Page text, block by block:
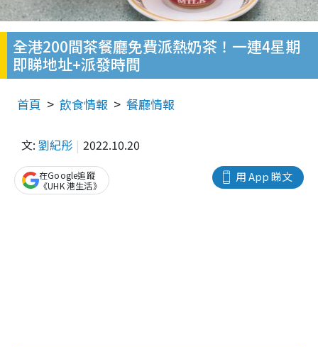
全港200間茶餐廳免費派熱奶茶！一連4星期
即睇地址+派發時間
首頁 飲食情報 餐廳情報
文: 劉紀彤 2022.10.20
用 App 睇文
在Google追蹤
《UHK 港生活》